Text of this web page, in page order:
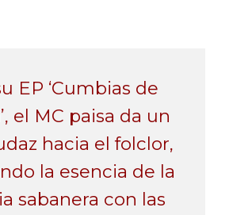
EP ‘Cumbias de
el MC paisa da un
hacia el folclor,
la esencia de la
sabanera con las